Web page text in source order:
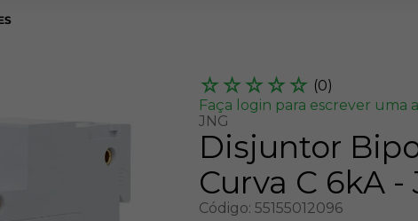
☆ ☆ ☆ ☆ ☆ (0)
Faça login para escrever uma
JNG
Disjuntor
Curva C 6kA -
Código: 55155012096
5º
mdf 15mm
7
napa
8º
mdf a4
9 º
pinus